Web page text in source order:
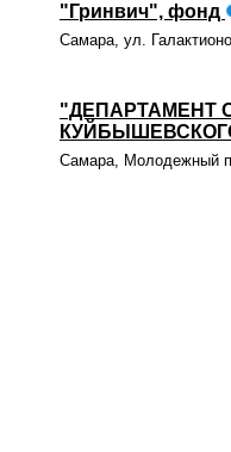
"Гринвич", фонд
Самара, ул.
"ДЕПАРТАМЕНТ
Самара, Молодежный